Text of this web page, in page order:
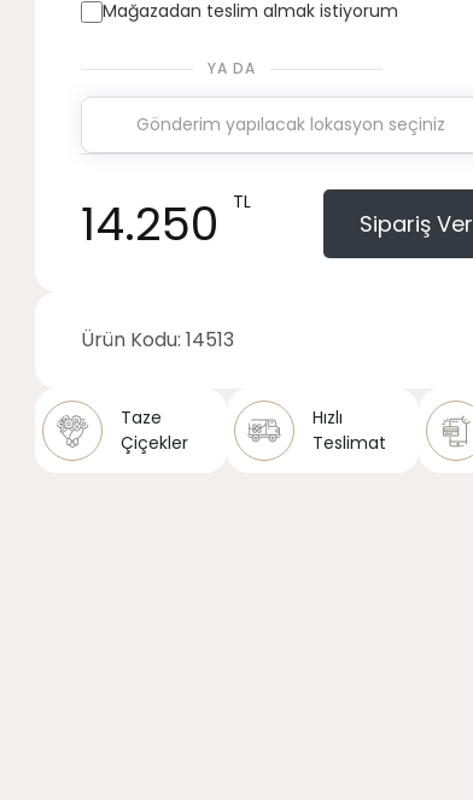
Mağazadan teslim almak istiyorum
YA DA
14.250 TL
Sipariş Ver
Ürün Kodu: 14513
Taze
Çiçekler
Hızlı
Teslimat